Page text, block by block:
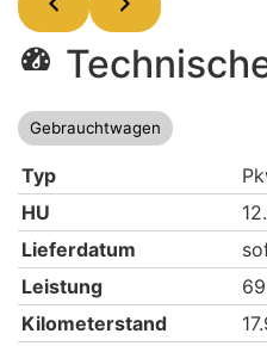
Gebrauchtwagen
Typ
HU
Lieferdatum
Leistung
Kilometerstand